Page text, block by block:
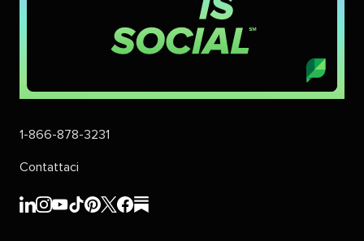
1-866-878-3231​​
Contattaci​​
Sprout
Sprout
Sprout
Sprout
Sprout
Sprout
Sprout
Sprout